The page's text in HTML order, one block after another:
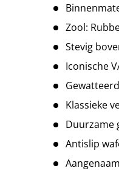
Zool:
Stevig
Iconische
Klassieke
Duurzame
Antislip